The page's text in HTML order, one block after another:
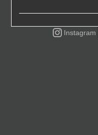
Instagram